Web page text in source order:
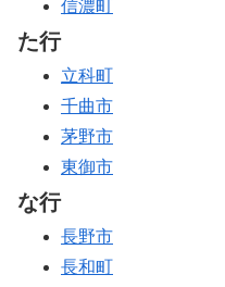
信濃町
た行
立科町
千曲市
茅野市
東御市
な行
長野市
長和町